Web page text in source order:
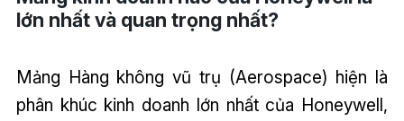
lớn nhất và quan trọng nhất?
Mảng Hàng không vũ trụ (Aerospace) hiện là
phân khúc kinh doanh lớn nhất của Honeywell,